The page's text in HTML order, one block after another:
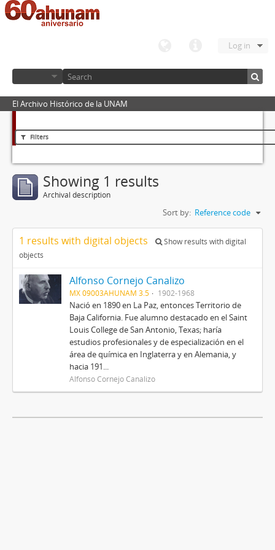
Log in
El Archivo Histórico de la UNAM
Filters
Showing 1 results
Archival description
Sort by: Reference code
1 results with digital objects
Show results with digital
objects
Alfonso Cornejo Canalizo
MX 09003AHUNAM 3.5 1902-1968
Nació en 1890 en La Paz, entonces Territorio de
Baja California. Fue alumno destacado en el Saint
Louis College de San Antonio, Texas; haría
estudios profesionales y de especialización en el
área de química en Inglaterra y en Alemania, y
hacia 191...
Alfonso Cornejo Canalizo